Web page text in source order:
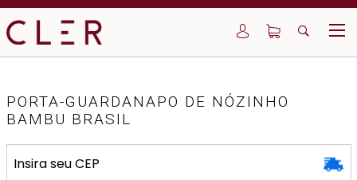
PORTA-GUARDANAPO DE NÓZINHO
BAMBU BRASIL